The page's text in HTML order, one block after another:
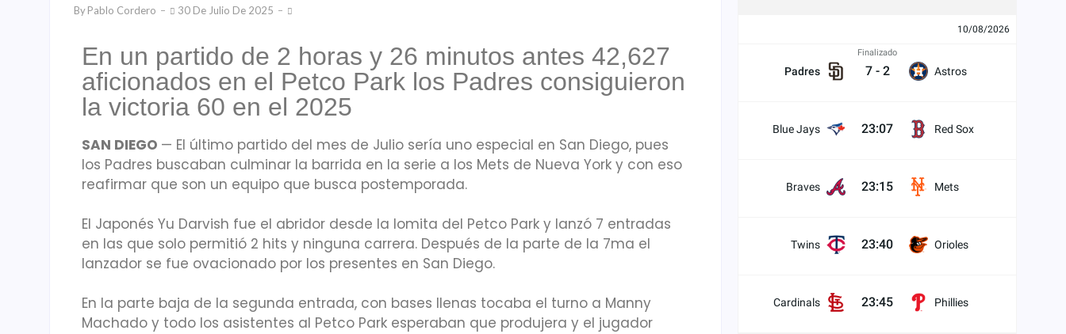
ByPablo Cordero 30 De Julio De 2025
En un partido de 2 horas y 26 minutos antes 42,627
aficionados en el Petco Park los Padres consiguieron
la victoria 60 en el 2025
SAN DIEGO — El último partido del mes de Julio sería uno especial en San Diego, pues
los Padres buscaban culminar la barrida en la serie a los Mets de Nueva York y con eso
reafirmar que son un equipo que busca postemporada.
El Japonés Yu Darvish fue el abridor desde la lomita del Petco Park y lanzó 7 entradas
en las que solo permitió 2 hits y ninguna carrera. Después de la parte de la 7ma el
lanzador se fue ovacionado por los presentes en San Diego.
En la parte baja de la segunda entrada, con bases llenas tocaba el turno a Manny
Machado y todo los asistentes al Petco Park esperaban que produjera y el jugador
10/08/2026
Padres
Finalizado
7 - 2 Astros
Blue Jays 23:07 Red Sox
Braves 23:15 Mets
Twins 23:40 Orioles
Cardinals 23:45 Phillies